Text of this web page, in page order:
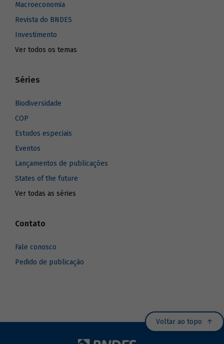
Macroeconomia
Revista do BNDES
Investimento
Ver todos os temas
Séries
Biodiversidade
COP
Estudos especiais
Eventos
Lançamentos de publicações
States of the future
Ver todas as séries
Contato
Fale conosco
Pedido de publicação
Voltar ao topo